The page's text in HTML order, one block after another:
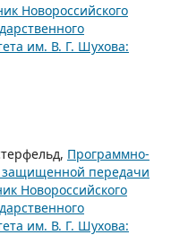
Новороссийского
им. В. Г. Шухова:
Программно-
передачи
Новороссийского
им. В. Г. Шухова: